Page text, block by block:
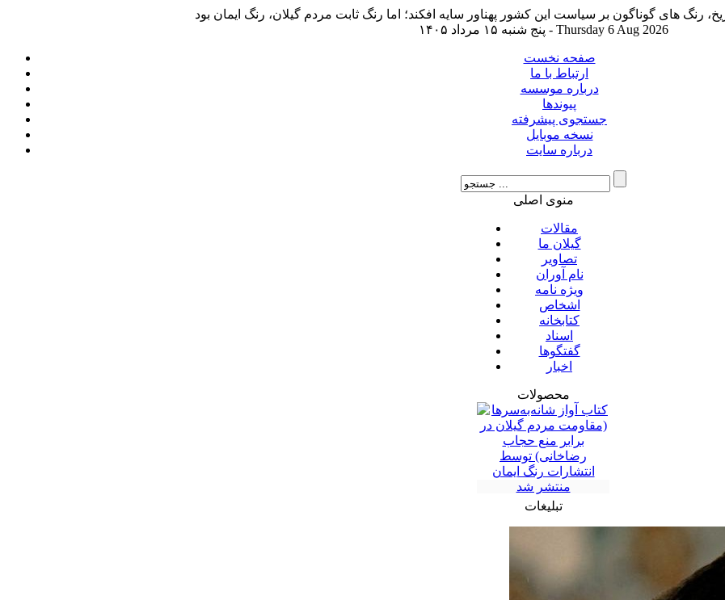
پنج شنبه ۱۵ مرداد ۱۴۰۵ - Thursday 6 Aug 2026
صفحه نخست
ارتباط با ما
درباره موسسه
پیوندها
جستجوی پیشرفته
نسخه موبایل
درباره سایت
منوی اصلی
مقالات
گیلان ما
تصاویر
نام آوران
ویژه نامه
اشخاص
کتابخانه
اسناد
گفتگوها
اخبار
محصولات
تبلیغات